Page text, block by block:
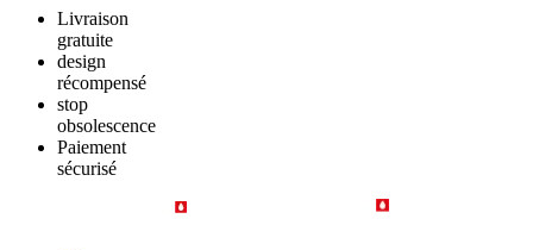
Livraison
gratuite
design
récompensé
stop
obsolescence
Paiement
sécurisé